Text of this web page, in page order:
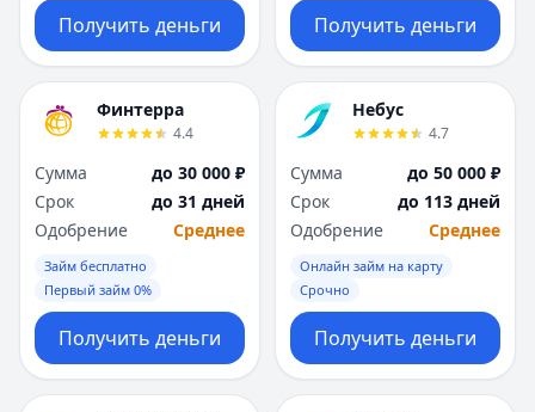
Получить деньги Получить деньги
Финтерра
4.4
Сумма
до 30 000 ₽
Срок
до 31 дней
Одобрение
Среднее
Займ бесплатно
Первый займ 0%
Получить деньги
Небус
4.7
Сумма
до 50 000 ₽
Срок
до 113 дней
Одобрение
Среднее
Онлайн займ на карту
Срочно
Получить деньги